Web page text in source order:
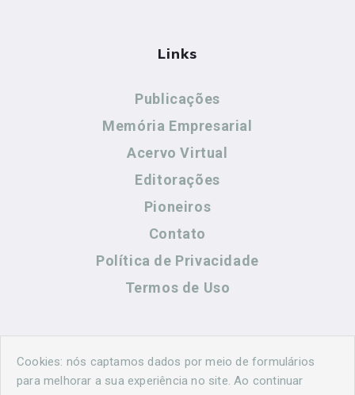
Links
Publicações
Memória Empresarial
Acervo Virtual
Editorações
Pioneiros
Contato
Política de Privacidade
Termos de Uso
Contato
Cookies: nós captamos dados por meio de formulários
para melhorar a sua experiência no site. Ao continuar